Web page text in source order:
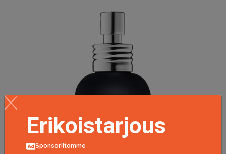
Erikoistarjous
Sponsoriltamme